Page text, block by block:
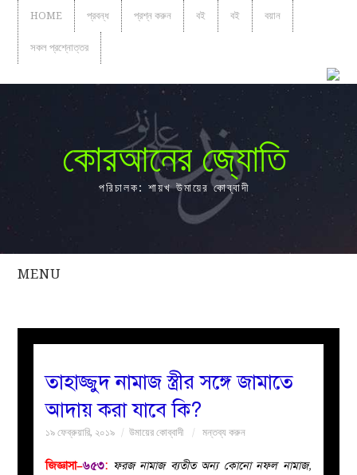
HOME প্রবন্ধ প্রশ্ন করুন বই বই বয়ান
সকল প্রশ্নোত্তর
কোরআনের জ্যোতি
পরিচালক: শায়খ উমায়ের কোব্বাদী
MENU
সকল
নারীদের
তাহাজ্জুদ নামাজ স্ত্রীর সঙ্গে জামাতে
আদায় করা যাবে কি?
১৯ ফেব্রুয়ারি, ২০১৯ উমায়ের কোব্বাদী মন্তব্য করুন
জিজ্ঞাসা–৬৫৩: ফরজ নামাজ ব্যতীত অন্য কোনো নফল নামাজ,